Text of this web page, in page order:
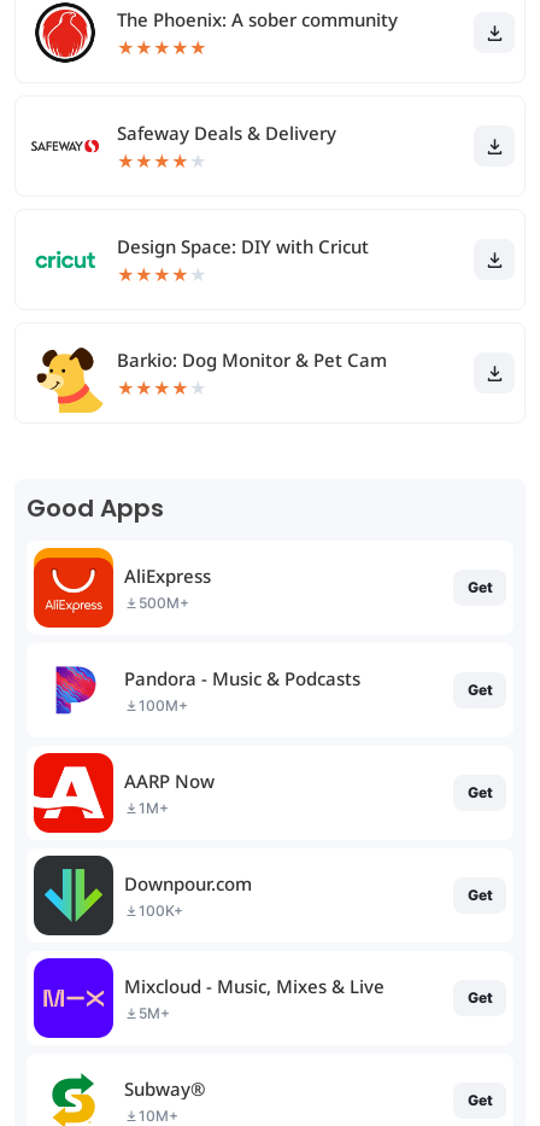
The Phoenix: A sober community
★★★★★
Safeway Deals & Delivery
★★★★ ★
Design Space: DIY with Cricut
★★★★ ★
Barkio: Dog Monitor & Pet Cam
★★★★ ★
Good Apps
AliExpress
500M+
Get
Pandora - Music & Podcasts
100M+
Get
AARP Now
1M+
Get
Downpour.com
100K+
Get
Mixcloud - Music, Mixes & Live
5M+
Get
Subway®
10M+
Get